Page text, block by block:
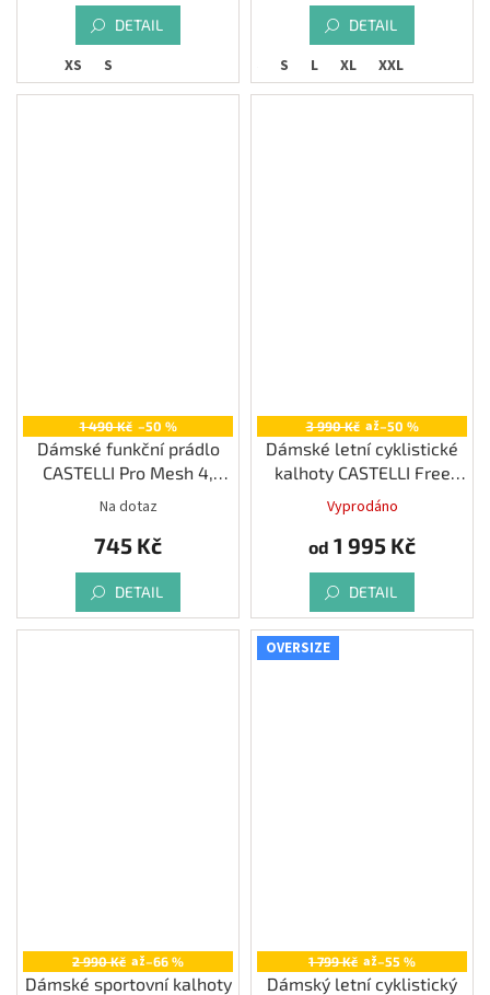
DETAIL
XS S
DETAIL
S L XL XXL
1 490 Kč –50 %
Dámské funkční prádlo
CASTELLI Pro Mesh 4,
violet mist
Na dotaz
745 Kč
DETAIL
3 990 Kč až–50 %
Dámské letní cyklistické
kalhoty CASTELLI Free
Aero RC, black
Vyprodáno
od 1 995 Kč
DETAIL
2 990 Kč až–66 %
Dámské sportovní kalhoty
OVERSIZE
1 799 Kč až–55 %
Dámský letní cyklistický